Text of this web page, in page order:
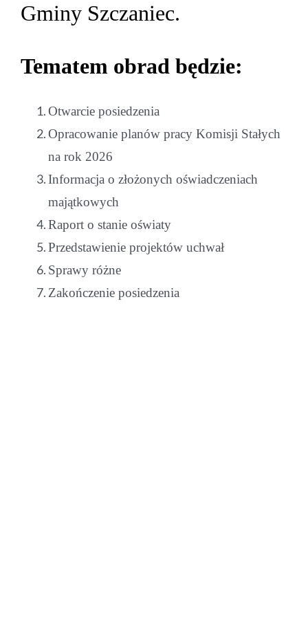
Gminy Szczaniec.
Tematem obrad będzie:
Otwarcie posiedzenia
Opracowanie planów pracy Komisji Stałych
na rok 2026
Informacja o złożonych oświadczeniach
majątkowych
Raport o stanie oświaty
Przedstawienie projektów uchwał
Sprawy różne
Zakończenie posiedzenia